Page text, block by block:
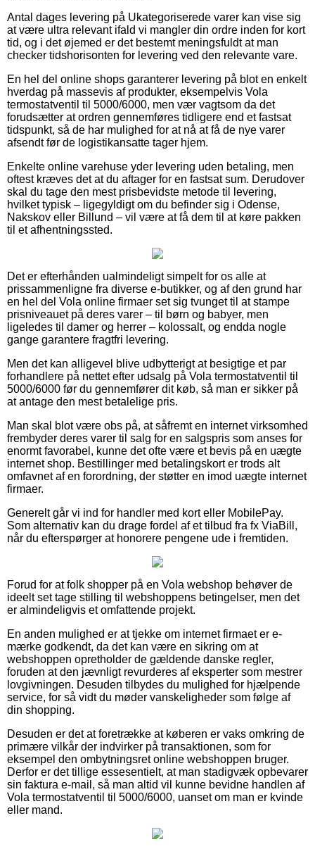
Antal dages levering på Ukategoriserede varer kan vise sig
at være ultra relevant ifald vi mangler din ordre inden for kort
tid, og i det øjemed er det bestemt meningsfuldt at man
checker tidshorisonten for levering ved den relevante vare.
En hel del online shops garanterer levering på blot en enkelt
hverdag på massevis af produkter, eksempelvis Vola
termostatventil til 5000/6000, men vær vagtsom da det
forudsætter at ordren gennemføres tidligere end et fastsat
tidspunkt, så de har mulighed for at nå at få de nye varer
afsendt før de logistikansatte tager hjem.
Enkelte online varehuse yder levering uden betaling, men
oftest kræves det at du aftager for en fastsat sum. Derudover
skal du tage den mest prisbevidste metode til levering,
hvilket typisk – ligegyldigt om du befinder sig i Odense,
Nakskov eller Billund – vil være at få dem til at køre pakken
til et afhentningssted.
Det er efterhånden ualmindeligt simpelt for os alle at
prissammenligne fra diverse e-butikker, og af den grund har
en hel del Vola online firmaer set sig tvunget til at stampe
prisniveauet på deres varer – til børn og babyer, men
ligeledes til damer og herrer – kolossalt, og endda nogle
gange garantere fragtfri levering.
Men det kan alligevel blive udbytterigt at besigtige et par
forhandlere på nettet efter udsalg på Vola termostatventil til
5000/6000 før du gennemfører dit køb, så man er sikker på
at antage den mest betalelige pris.
Man skal blot være obs på, at såfremt en internet virksomhed
frembyder deres varer til salg for en salgspris som anses for
enormt favorabel, kunne det ofte være et bevis på en uægte
internet shop. Bestillinger med betalingskort er trods alt
omfavnet af en forordning, der støtter en imod uægte internet
firmaer.
Generelt går vi ind for handler med kort eller MobilePay.
Som alternativ kan du drage fordel af et tilbud fra fx ViaBill,
når du efterspørger at honorere pengene ude i fremtiden.
Forud for at folk shopper på en Vola webshop behøver de
ideelt set tage stilling til webshoppens betingelser, men det
er almindeligvis et omfattende projekt.
En anden mulighed er at tjekke om internet firmaet er e-
mærke godkendt, da det kan være en sikring om at
webshoppen opretholder de gældende danske regler,
foruden at den jævnligt revurderes af eksperter som mestrer
lovgivningen. Desuden tilbydes du mulighed for hjælpende
service, for så vidt du møder vanskeligheder som følge af
din shopping.
Desuden er det at foretrække at køberen er vaks omkring de
primære vilkår der indvirker på transaktionen, som for
eksempel den ombytningsret online webshoppen bruger.
Derfor er det tillige essesentielt, at man stadigvæk opbevarer
sin faktura e-mail, så man altid vil kunne bevidne handlen af
Vola termostatventil til 5000/6000, uanset om man er kvinde
eller mand.